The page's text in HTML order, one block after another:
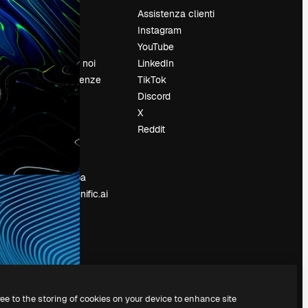
Prezzi
Chi siamo
Recensioni
Lavora con noi
Cerca tendenze
Eventi
Vendi i tuoi
Sala stampa
Cerchi magnific.ai
Assistenza clienti
Instagram
YouTube
LinkedIn
TikTok
Discord
X
Reddit
to the storing of cookies on your device to enhance site